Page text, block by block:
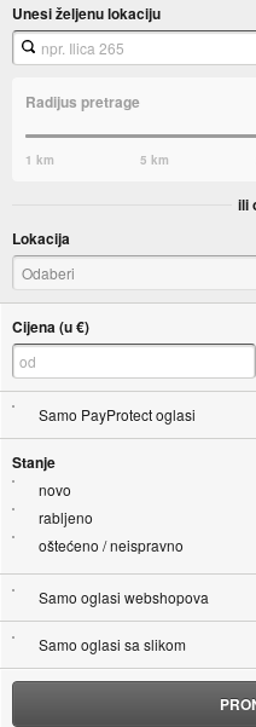
Unesi željenu lokaciju
Radijus pretrage
1 km 5 km
ili
Lokacija
Odaberi
Cijena (u €)
Samo PayProtect oglasi
Stanje
novo
rabljeno
oštećeno / neispravno
Samo oglasi webshopova
Samo oglasi sa slikom